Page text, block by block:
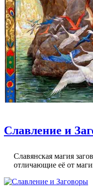
Славление и
Славянская магия
отличающие её от